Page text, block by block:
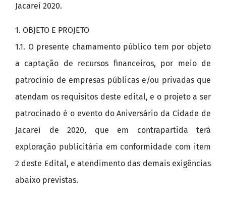
Jacareí 2020.
1. OBJETO E PROJETO
1.1. O presente chamamento público tem por objeto
a captação de recursos financeiros, por meio de
patrocínio de empresas públicas e/ou privadas que
atendam os requisitos deste edital, e o projeto a ser
patrocinado é o evento do Aniversário da Cidade de
Jacareí de 2020, que em contrapartida terá
exploração publicitária em conformidade com item
2 deste Edital, e atendimento das demais exigências
abaixo previstas.